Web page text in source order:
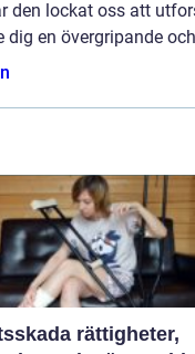
den lockat oss att
dig en övergripande
rättigheter,